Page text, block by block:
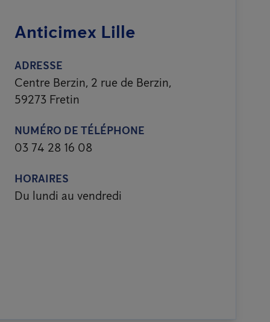
Anticimex Lille
ADRESSE
Centre Berzin, 2 rue de Berzin,
59273 Fretin
NUMÉRO DE TÉLÉPHONE
03 74 28 16 08
HORAIRES
Du lundi au vendredi